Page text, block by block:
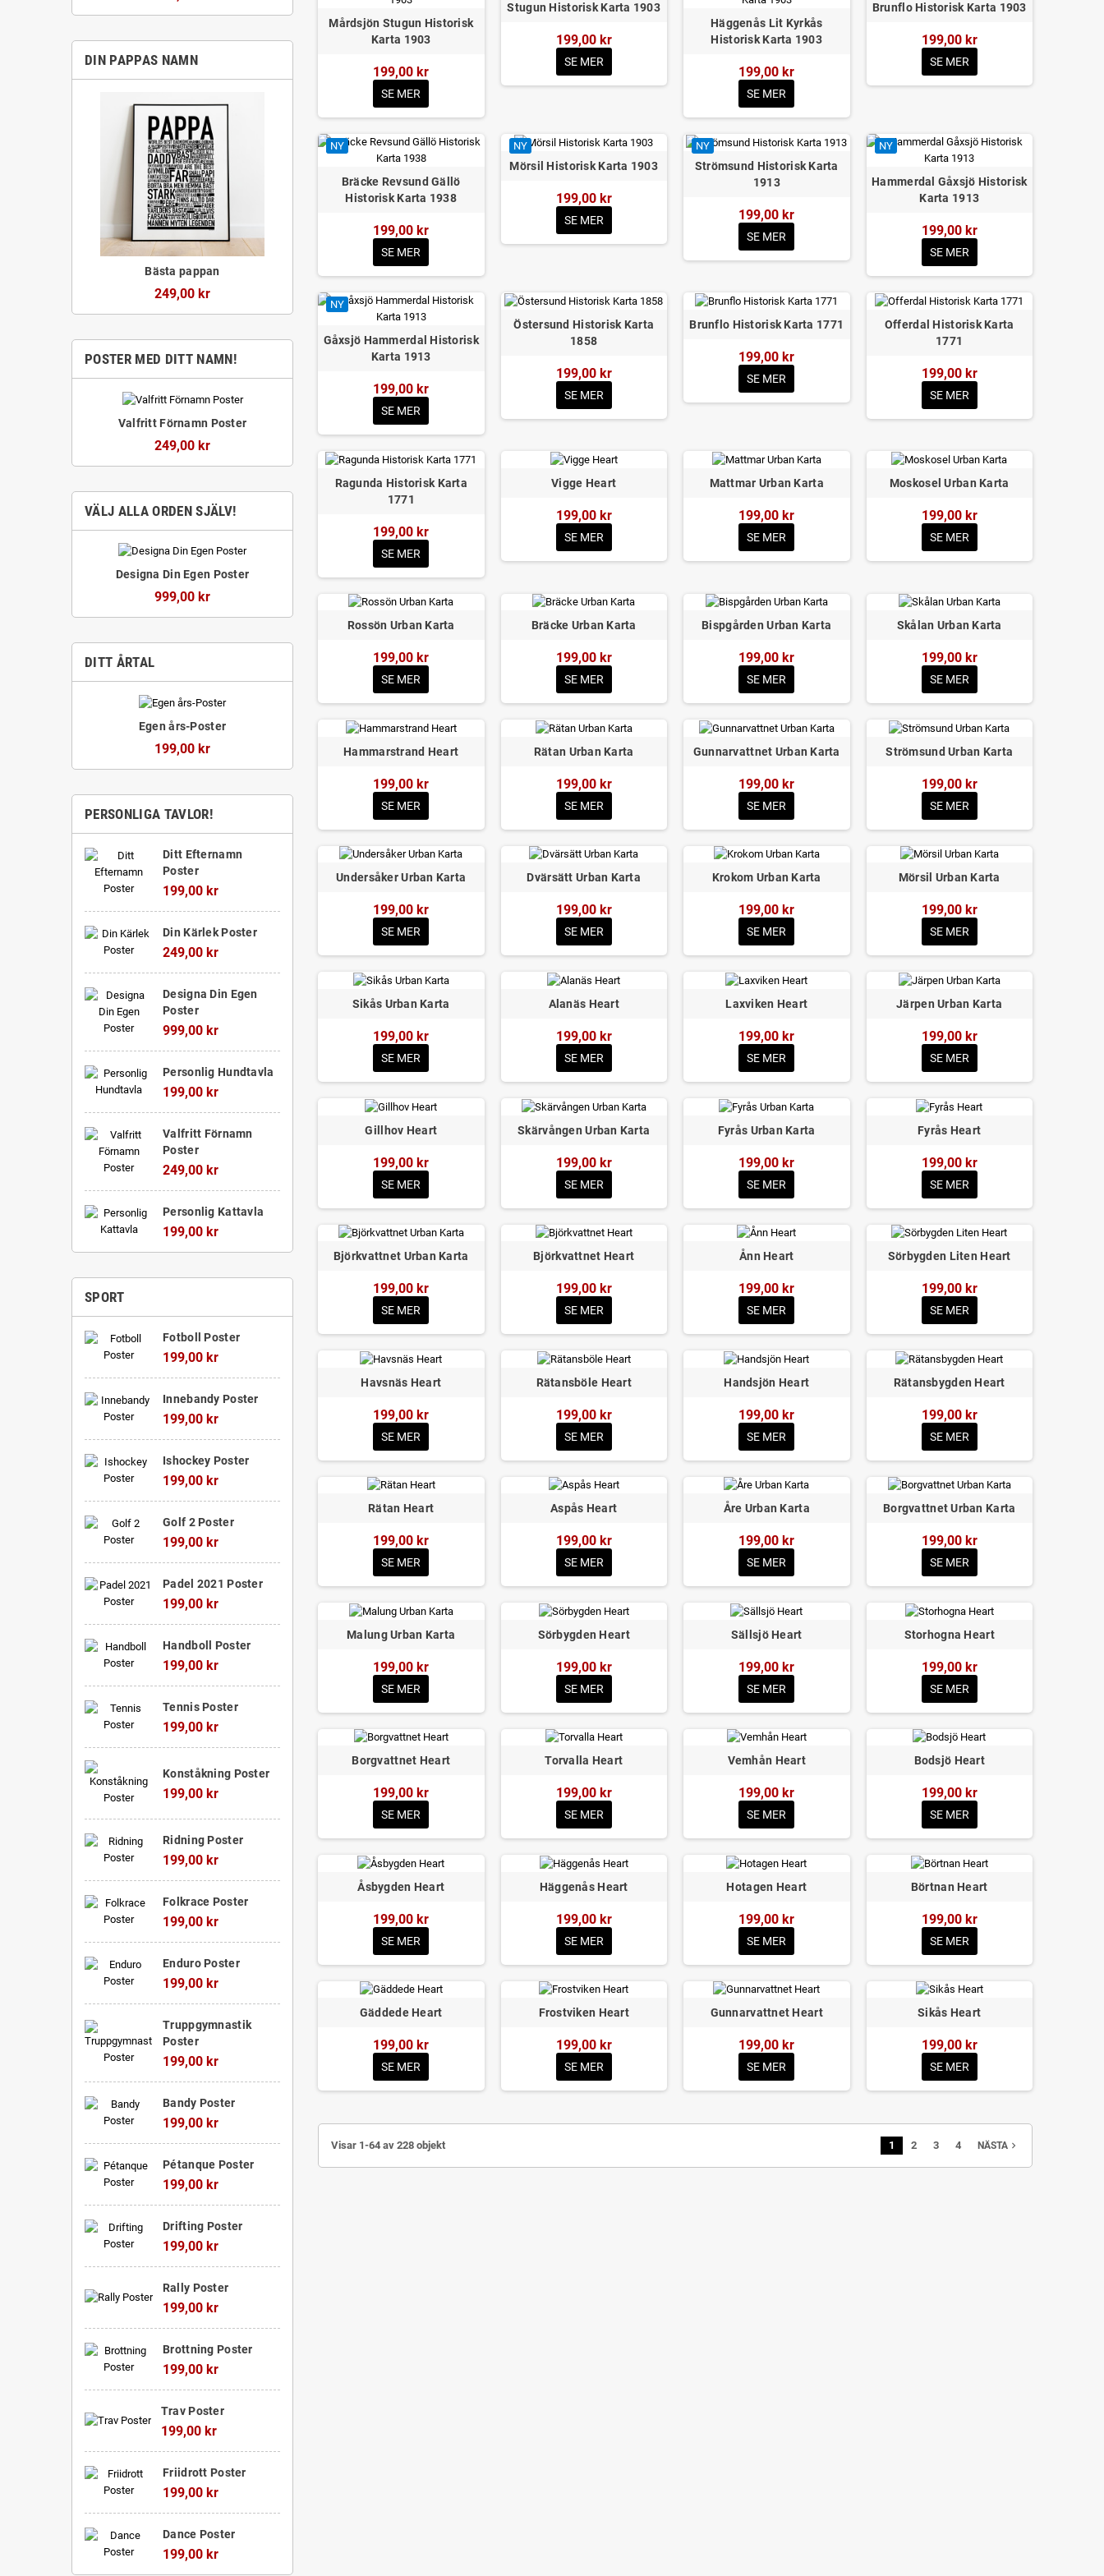
DIN PAPPAS NAMN
Bästa pappan
249,00 kr
POSTER MED DITT NAMN!
Valfritt Förnamn Poster
249,00 kr
VÄLJ ALLA ORDEN SJÄLV!
Designa Din Egen Poster
999,00 kr
DITT ÅRTAL
Egen års-Poster
199,00 kr
PERSONLIGA TAVLOR!
Ditt Efternamn
Poster
199,00 kr
Din Kärlek Poster
249,00 kr
Designa Din Egen
Poster
999,00 kr
Personlig Hundtavla
199,00 kr
Valfritt Förnamn
Poster
249,00 kr
Personlig Kattavla
199,00 kr
SPORT
Fotboll Poster
199,00 kr
Innebandy Poster
199,00 kr
Ishockey Poster
199,00 kr
Golf 2 Poster
199,00 kr
Padel 2021 Poster
199,00 kr
Handboll Poster
199,00 kr
Tennis Poster
199,00 kr
Konståkning Poster
199,00 kr
Ridning Poster
199,00 kr
Folkrace Poster
199,00 kr
Enduro Poster
199,00 kr
Truppgymnastik
Poster
199,00 kr
Bandy Poster
199,00 kr
Pétanque Poster
199,00 kr
Drifting Poster
199,00 kr
Rally Poster
199,00 kr
Brottning Poster
199,00 kr
Trav Poster
199,00 kr
Friidrott Poster
199,00 kr
Dance Poster
199,00 kr
Mårdsjön Stugun Historisk
Karta 1903
199,00 kr
SE MER
Stugun Historisk Karta 1903
199,00 kr
SE MER
Häggenås Lit Kyrkås
Historisk Karta 1903
199,00 kr
SE MER
Brunflo Historisk Karta 1903
199,00 kr
SE MER
NY
Bräcke Revsund Gällö
Historisk Karta 1938
199,00 kr
SE MER
NY
Mörsil Historisk Karta 1903
199,00 kr
SE MER
NY
Strömsund Historisk Karta
1913
199,00 kr
SE MER
NY
Hammerdal Gåxsjö Historisk
Karta 1913
199,00 kr
SE MER
NY
Gåxsjö Hammerdal Historisk
Karta 1913
199,00 kr
SE MER
Östersund Historisk Karta
1858
199,00 kr
SE MER
Brunflo Historisk Karta 1771
199,00 kr
SE MER
Offerdal Historisk Karta
1771
199,00 kr
SE MER
Ragunda Historisk Karta
1771
199,00 kr
SE MER
Vigge Heart
199,00 kr
SE MER
Mattmar Urban Karta
199,00 kr
SE MER
Moskosel Urban Karta
199,00 kr
SE MER
Rossön Urban Karta
199,00 kr
SE MER
Bräcke Urban Karta
199,00 kr
SE MER
Bispgården Urban Karta
199,00 kr
SE MER
Skålan Urban Karta
199,00 kr
SE MER
Hammarstrand Heart
199,00 kr
SE MER
Rätan Urban Karta
199,00 kr
SE MER
Gunnarvattnet Urban Karta
199,00 kr
SE MER
Strömsund Urban Karta
199,00 kr
SE MER
Undersåker Urban Karta
199,00 kr
SE MER
Dvärsätt Urban Karta
199,00 kr
SE MER
Krokom Urban Karta
199,00 kr
SE MER
Mörsil Urban Karta
199,00 kr
SE MER
Sikås Urban Karta
199,00 kr
SE MER
Alanäs Heart
199,00 kr
SE MER
Laxviken Heart
199,00 kr
SE MER
Järpen Urban Karta
199,00 kr
SE MER
Gillhov Heart
199,00 kr
SE MER
Skärvången Urban Karta
199,00 kr
SE MER
Fyrås Urban Karta
199,00 kr
SE MER
Fyrås Heart
199,00 kr
SE MER
Björkvattnet Urban Karta
199,00 kr
SE MER
Björkvattnet Heart
199,00 kr
SE MER
Ånn Heart
199,00 kr
SE MER
Sörbygden Liten Heart
199,00 kr
SE MER
Havsnäs Heart
199,00 kr
SE MER
Rätansböle Heart
199,00 kr
SE MER
Handsjön Heart
199,00 kr
SE MER
Rätansbygden Heart
199,00 kr
SE MER
Rätan Heart
199,00 kr
SE MER
Aspås Heart
199,00 kr
SE MER
Åre Urban Karta
199,00 kr
SE MER
Borgvattnet Urban Karta
199,00 kr
SE MER
Malung Urban Karta
199,00 kr
SE MER
Sörbygden Heart
199,00 kr
SE MER
Sällsjö Heart
199,00 kr
SE MER
Storhogna Heart
199,00 kr
SE MER
Borgvattnet Heart
199,00 kr
SE MER
Torvalla Heart
199,00 kr
SE MER
Vemhån Heart
199,00 kr
SE MER
Bodsjö Heart
199,00 kr
SE MER
Åsbygden Heart
199,00 kr
SE MER
Häggenås Heart
199,00 kr
SE MER
Hotagen Heart
199,00 kr
SE MER
Börtnan Heart
199,00 kr
SE MER
Gäddede Heart
199,00 kr
SE MER
Frostviken Heart
199,00 kr
SE MER
Gunnarvattnet Heart
199,00 kr
SE MER
Sikås Heart
199,00 kr
SE MER
Visar 1-64 av 228 objekt 1 2 3 4 NÄSTAnavigate_next